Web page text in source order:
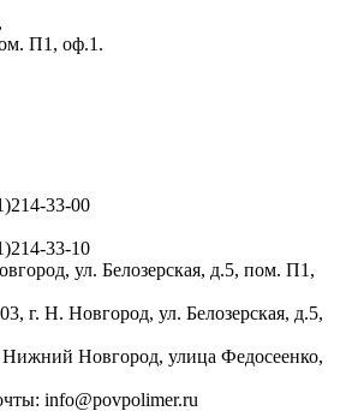
П1, оф.1.
33-00
33-10
ул. Белозерская, д.5, пом. П1,
г. Н. Новгород, ул. Белозерская, д.5,
Нижний Новгород, улица Федосеенко,
info@povpolimer.ru